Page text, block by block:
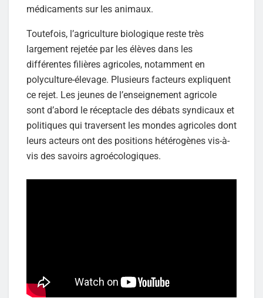
médicaments sur les animaux.
Toutefois, l’agriculture biologique reste très
largement rejetée par les élèves dans les
différentes filières agricoles, notamment en
polyculture-élevage. Plusieurs facteurs expliquent
ce rejet. Les jeunes de l’enseignement agricole
sont d’abord le réceptacle des débats syndicaux et
politiques qui traversent les mondes agricoles dont
leurs acteurs ont des positions hétérogènes vis-à-
vis des savoirs agroécologiques.